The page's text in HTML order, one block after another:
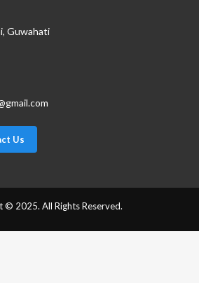
Guwahati
Us
© 2025. All Rights Reserved.